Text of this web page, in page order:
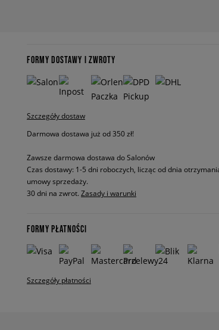
FORMY DOSTAWY I ZWROTY
Szczegóły dostaw
Darmowa dostawa już od 350 zł!
Zawsze darmowa dostawa do Salonów
Czas dostawy: 1-5 dni roboczych, licząc od dnia
umowy sprzedaży.
30 dni na zwrot. Zasady i warunki
FORMY PŁATNOŚCI
Szczegóły płatności